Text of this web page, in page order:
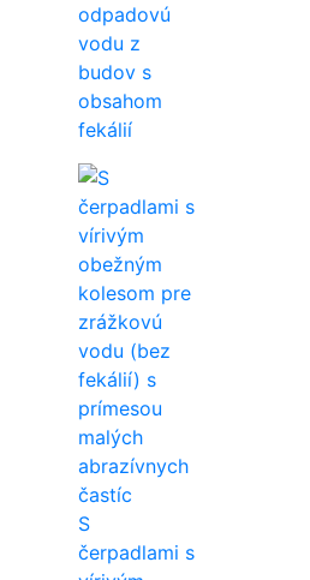
odpadovú
vodu z
budov s
obsahom
fekálií
S
čerpadlami s